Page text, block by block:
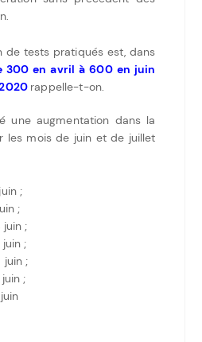
de tests pratiqués est, dans
300 en avril à 600 en juin
rappelle-t-on.
une augmentation dans la
les mois de juin et de juillet
;
;
juin ;
;
juin ;
;